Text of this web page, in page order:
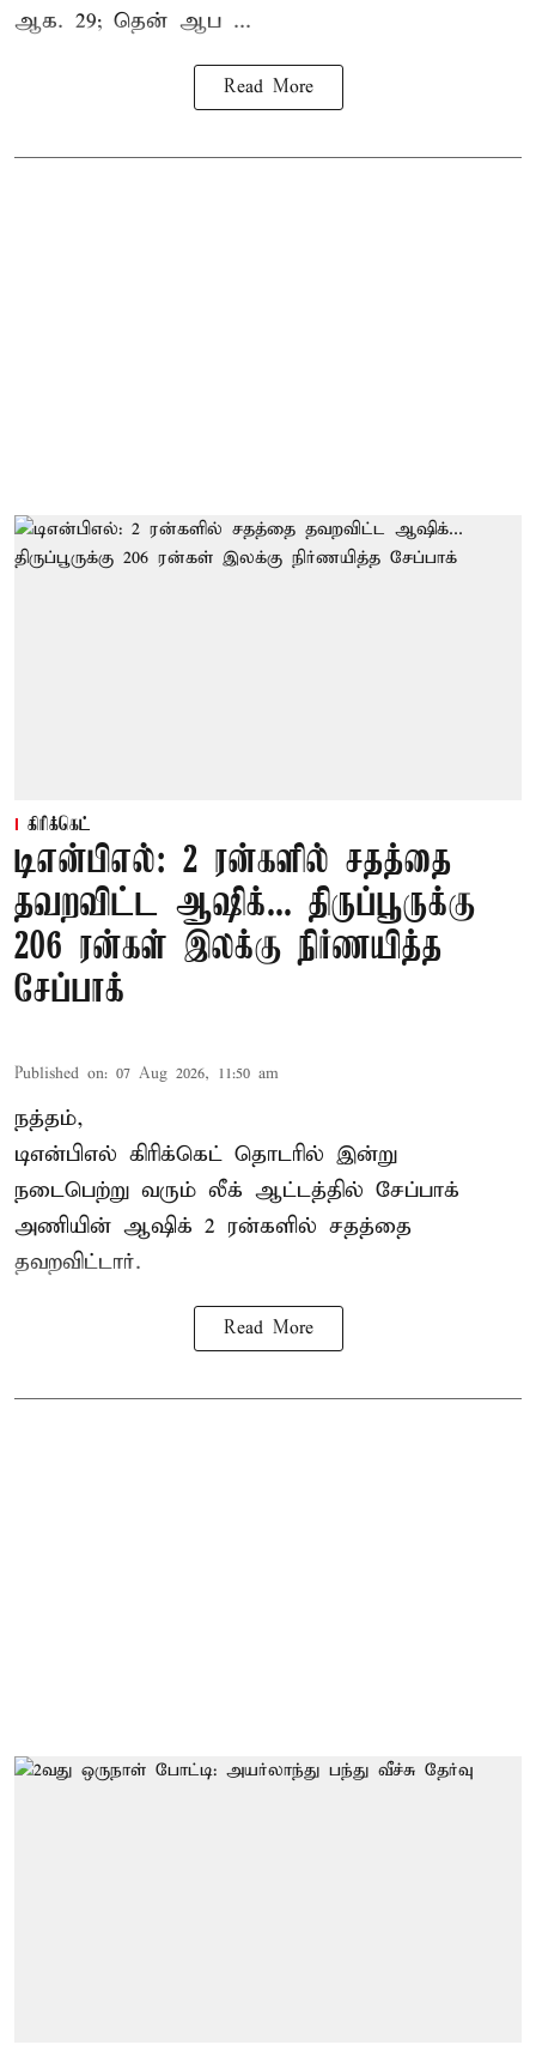
ஆக. 29; தென் ஆப ...
Read More
கிரிக்கெட்
டிஎன்பிஎல்: 2 ரன்களில் சதத்தை
தவறவிட்ட ஆஷிக்... திருப்பூருக்கு
206 ரன்கள் இலக்கு நிர்ணயித்த
சேப்பாக்
Published on: 07 Aug 2026, 11:50 am
நத்தம்,
டிஎன்பிஎல் கிரிக்கெட் தொடரில் இன்று
நடைபெற்று வரும் லீக் ஆட்டத்தில் சேப்பாக்
அணியின் ஆஷிக் 2 ரன்களில் சதத்தை
தவறவிட்டார்.
Read More